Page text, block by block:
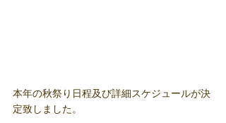
本年の秋祭り日程及び詳細スケジュールが決
定致しました。